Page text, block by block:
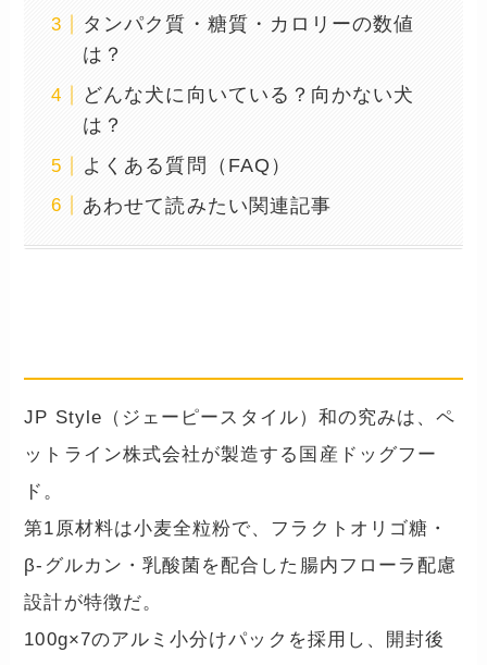
タンパク質・糖質・カロリーの数値
は？
どんな犬に向いている？向かない犬
は？
よくある質問（FAQ）
あわせて読みたい関連記事
JP Style（ジェーピースタイル）和の究みは、ペ
ットライン株式会社が製造する国産ドッグフー
ド。
第1原材料は小麦全粒粉で、フラクトオリゴ糖・
β-グルカン・乳酸菌を配合した腸内フローラ配慮
設計が特徴だ。
100g×7のアルミ小分けパックを採用し、開封後